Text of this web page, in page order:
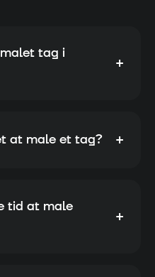
tag i
+
at male et tag? +
tid at male
+